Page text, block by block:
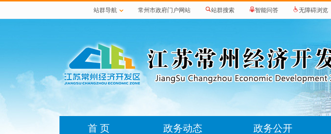
站群导航 常州市政府门户网站 站群搜索 智能问答 无障碍浏览
首 页 政务动态 政务公开